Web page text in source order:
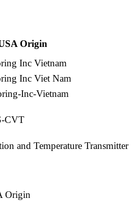
Origin
Inc Vietnam
Inc Viet Nam
Inc-Vietnam
CVT
and Temperature Transmitter
Origin